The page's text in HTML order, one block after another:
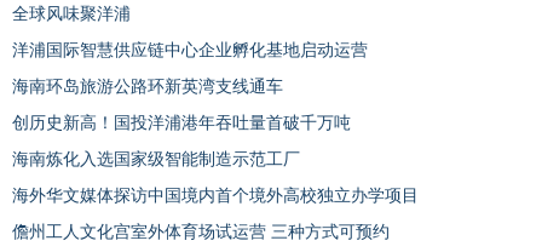
全球风味聚洋浦
洋浦国际智慧供应链中心企业孵化基地启动运营
海南环岛旅游公路环新英湾支线通车
创历史新高！国投洋浦港年吞吐量首破千万吨
海南炼化入选国家级智能制造示范工厂
海外华文媒体探访中国境内首个境外高校独立办学项目
儋州工人文化宫室外体育场试运营 三种方式可预约